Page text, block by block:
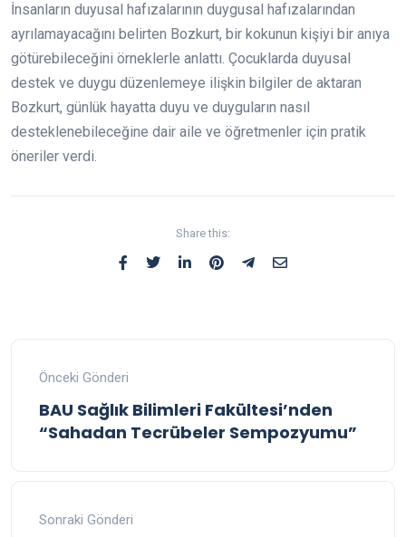
İnsanların duyusal hafızalarının duygusal hafızalarından
ayrılamayacağını belirten Bozkurt, bir kokunun kişiyi bir anıya
götürebileceğini örneklerle anlattı. Çocuklarda duyusal
destek ve duygu düzenlemeye ilişkin bilgiler de aktaran
Bozkurt, günlük hayatta duyu ve duyguların nasıl
desteklenebileceğine dair aile ve öğretmenler için pratik
öneriler verdi.
Share this:
Önceki Gönderi
BAU Sağlık Bilimleri Fakültesi’nden
“Sahadan Tecrübeler Sempozyumu”
Sonraki Gönderi